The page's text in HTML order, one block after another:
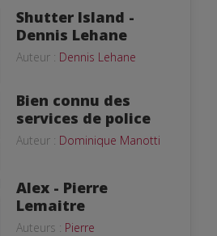
Shutter Island -
Dennis Lehane
Auteur : Dennis Lehane
Bien connu des
services de police
Auteur : Dominique Manotti
Alex - Pierre
Lemaitre
Auteurs : Pierre